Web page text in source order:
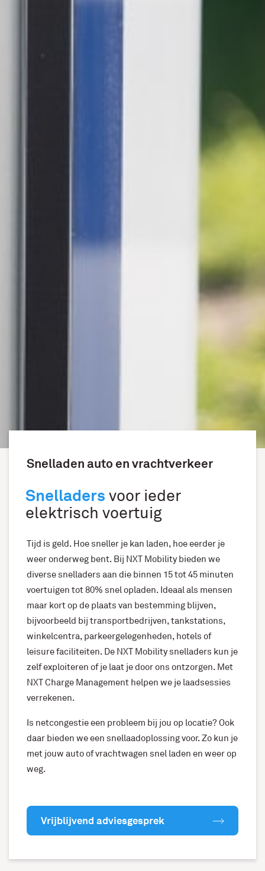
Snelladen auto en vrachtverkeer
Snelladers voor ieder
elektrisch voertuig
Tijd is geld. Hoe sneller je kan laden, hoe eerder je
weer onderweg bent. Bij NXT Mobility bieden we
diverse snelladers aan die binnen 15 tot 45 minuten
voertuigen tot 80% snel opladen. Ideaal als mensen
maar kort op de plaats van bestemming blijven,
bijvoorbeeld bij transportbedrijven, tankstations,
winkelcentra, parkeergelegenheden, hotels of
leisure faciliteiten. De NXT Mobility snelladers kun je
zelf exploiteren of je laat je door ons ontzorgen. Met
NXT Charge Management helpen we je laadsessies
verrekenen.
Is netcongestie een probleem bij jou op locatie? Ook
daar bieden we een snellaadoplossing voor. Zo kun je
met jouw auto of vrachtwagen snel laden en weer op
weg.
Vrijblijvend adviesgesprek